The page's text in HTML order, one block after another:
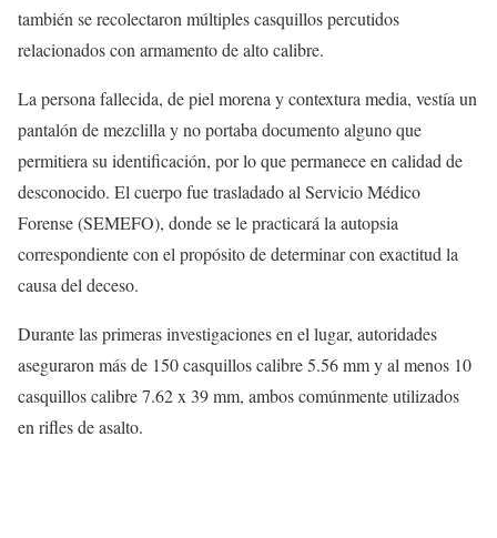
también se recolectaron múltiples casquillos percutidos
relacionados con armamento de alto calibre.
La persona fallecida, de piel morena y contextura media, vestía un
pantalón de mezclilla y no portaba documento alguno que
permitiera su identificación, por lo que permanece en calidad de
desconocido. El cuerpo fue trasladado al Servicio Médico
Forense (SEMEFO), donde se le practicará la autopsia
correspondiente con el propósito de determinar con exactitud la
causa del deceso.
Durante las primeras investigaciones en el lugar, autoridades
aseguraron más de 150 casquillos calibre 5.56 mm y al menos 10
casquillos calibre 7.62 x 39 mm, ambos comúnmente utilizados
en rifles de asalto.